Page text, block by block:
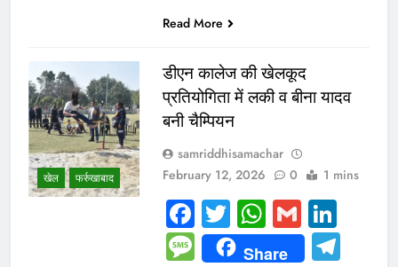
Read More
खेल फर्रुखाबाद
डीएन कालेज की खेलकूद
प्रतियोगिता में लकी व बीना यादव
बनी चैम्पियन
samriddhisamachar
February 12, 2026
0 1 mins
Facebook
TwitterGmail
Message
Share